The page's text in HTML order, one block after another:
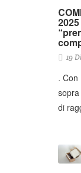
19
. Con
sopra
di